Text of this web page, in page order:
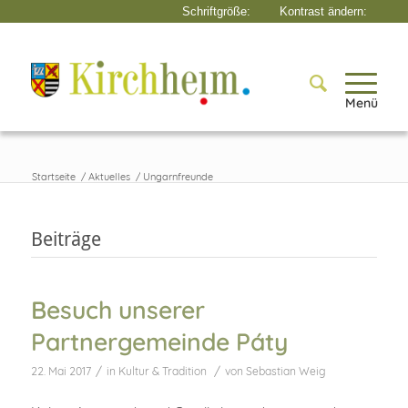
Menü
Startseite / Aktuelles / Ungarnfreunde
Beiträge
Besuch unserer
Partnergemeinde Páty
22. Mai 2017 / in Kultur & Tradition / von Sebastian Weig